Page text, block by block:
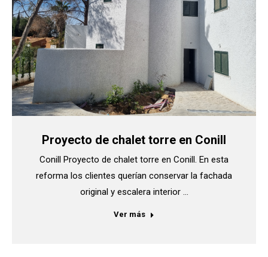
Proyecto de chalet torre en Conill
Conill Proyecto de chalet torre en Conill. En esta
reforma los clientes querían conservar la fachada
original y escalera interior …
Ver más